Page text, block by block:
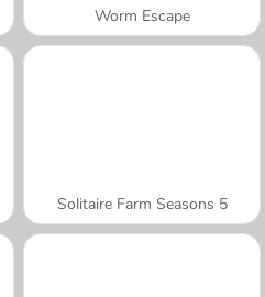
Worm Escape
Solitaire Farm Seasons 5